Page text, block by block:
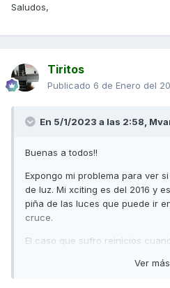
hace estos reinicios. Si doy
Alguien me puede dar algo de
pertinentes para descartar
Saludos,
Tiritos
Publicado 6 de Enero del
En 5/1/2023 a las 2:58,
Buenas a todos!!
Expongo mi problema para ver
de luz. Mi xciting es del 2016 y
piña de las luces que puede ir
cruce.
El caso que sufro reinicios
realiza un reinicio o testeo
Ver más